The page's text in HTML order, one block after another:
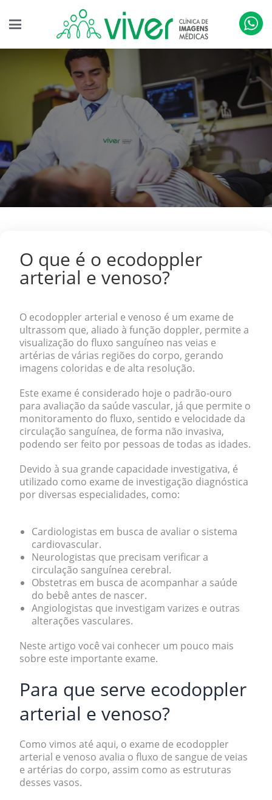
O que é o ecodoppler
arterial e venoso?
O ecodoppler arterial e venoso é um exame de
ultrassom que, aliado à função doppler, permite a
visualização do fluxo sanguíneo nas veias e
artérias de várias regiões do corpo, gerando
imagens coloridas e de alta resolução.
Este exame é considerado hoje o padrão-ouro
para avaliação da saúde vascular, já que permite o
monitoramento do fluxo, sentido e velocidade da
circulação sanguínea, de forma não invasiva,
podendo ser feito por pessoas de todas as idades.
Devido à sua grande capacidade investigativa, é
utilizado como exame de investigação diagnóstica
por diversas especialidades, como:
Cardiologistas em busca de avaliar o sistema
cardiovascular.
Neurologistas que precisam verificar a
circulação sanguínea cerebral.
Obstetras em busca de acompanhar a saúde
do bebê antes de nascer.
Angiologistas que investigam varizes e outras
alterações vasculares.
Neste artigo você vai conhecer um pouco mais
sobre este importante exame.
Para que serve ecodoppler
arterial e venoso?
Como vimos até aqui, o exame de ecodoppler
arterial e venoso avalia o fluxo de sangue de veias
e artérias do corpo, assim como as estruturas
desses vasos.